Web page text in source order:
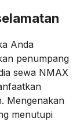
Anda
penumpang
sewa NMAX
Mengenakan
menutupi